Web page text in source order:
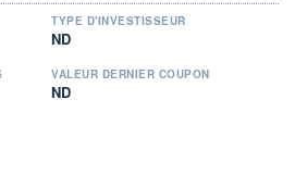
TYPE D'INVESTISSEUR
ND
VALEUR DERNIER COUPON
ND